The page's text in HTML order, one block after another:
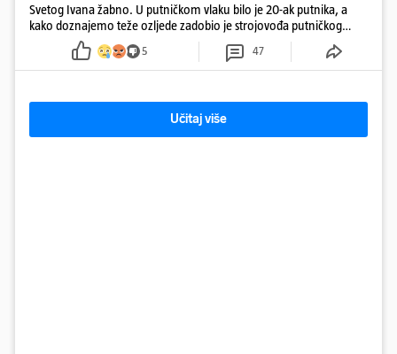
Svetog Ivana žabno. U putničkom vlaku bilo je 20-ak putnika, a
kako doznajemo teže ozljede zadobio je strojovođa putničkog
vlaka. Zatvoren je promet, a fotoreporteri Prigorskog objavili su
prve snimke s mjesta sudara
5 47
Učitaj više